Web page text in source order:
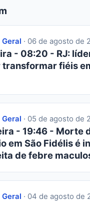
· 06 de agosto de
- 08:20 - RJ:
transformar fiéis
· 05 de agosto de
- 19:46 - Morte
em São Fidélis é
de febre
· 04 de agosto de